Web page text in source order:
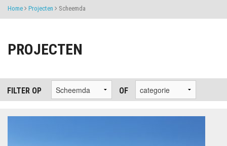
Home Projecten Scheemda
PROJECTEN
FILTER OP OF